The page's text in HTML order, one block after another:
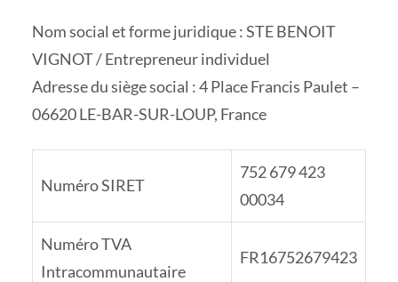
Nom social et forme juridique : STE BENOIT
VIGNOT / Entrepreneur individuel
Adresse du siège social : 4 Place Francis Paulet –
06620 LE-BAR-SUR-LOUP, France
Numéro SIRET
752 679 423
00034
Numéro TVA
Intracommunautaire
FR16752679423